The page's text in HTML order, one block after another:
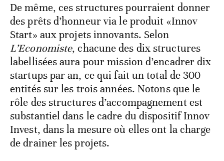
De même, ces structures pourraient donner
des prêts d’honneur via le produit «Innov
Start» aux projets innovants. Selon
L’Economiste, chacune des dix structures
labellisées aura pour mission d’encadrer dix
startups par an, ce qui fait un total de 300
entités sur les trois années. Notons que le
rôle des structures d’accompagnement est
substantiel dans le cadre du dispositif Innov
Invest, dans la mesure où elles ont la charge
de drainer les projets.